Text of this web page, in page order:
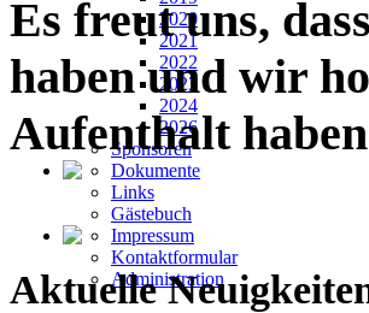
2020
2021
2022
2023
2024
2026
Sponsoren
Dokumente
Links
Gästebuch
Impressum
Kontaktformular
Administration
Es freut uns,
haben und wir
Aufenthalt
Aktuelle